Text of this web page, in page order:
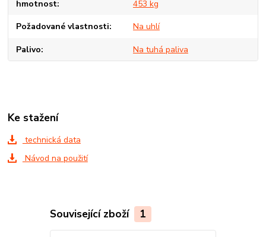
hmotnost 453 kg
Požadované vlastnosti Na uhlí
Palivo Na tuhá paliva
Ke stažení
technická data
Návod na použití
Související zboží 1